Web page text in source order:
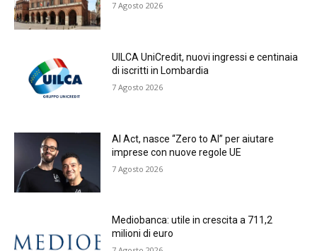
7 Agosto 2026
UILCA UniCredit, nuovi ingressi e centinaia
di iscritti in Lombardia
7 Agosto 2026
AI Act, nasce “Zero to AI” per aiutare
imprese con nuove regole UE
7 Agosto 2026
Mediobanca: utile in crescita a 711,2
milioni di euro